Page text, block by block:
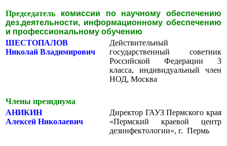
Председатель комиссии по научному обеспечению
дез.деятельности, информационному обеспечению
и профессиональному обучению
ШЕСТОПАЛОВ
Николай Владимирович
Действительный
государственный советник
Российской Федерации 3
класса, индивидуальный член
НОД, Москва
Члены президиума
АНИКИН
Алексей Николаевич
Директор ГАУЗ Пермского края
«Пермский краевой центр
дезинфектологии», г. Пермь